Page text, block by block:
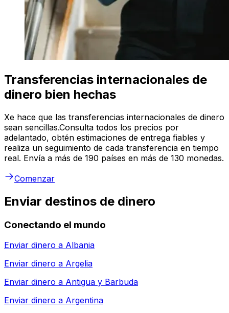
Transferencias internacionales de
dinero bien hechas
Xe hace que las transferencias internacionales de dinero
sean sencillas.Consulta todos los precios por
adelantado, obtén estimaciones de entrega fiables y
realiza un seguimiento de cada transferencia en tiempo
real. Envía a más de 190 países en más de 130 monedas.
Comenzar
Enviar destinos de dinero
Conectando el mundo
Enviar dinero a Albania
Enviar dinero a Argelia
Enviar dinero a Antigua y Barbuda
Enviar dinero a Argentina